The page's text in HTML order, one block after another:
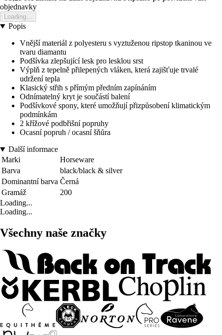
objednavky
Loading...
Popis
Vnější materiál z polyesteru s vyztuženou ripstop tkaninou ve
tvaru diamantu
Podšívka zlepšující lesk pro lesklou srst
Výplň z tepelně přilepených vláken, která zajišťuje trvalé
udržení tepla
Klasický střih s přímým předním zapínáním
Odnímatelný kryt je součástí balení
Podšívkové spony, které umožňují přizpůsobení klimatickým
podmínkám
2 křížové podbřišní popruhy
Ocasní popruh / ocasní šňůra
Další informace
Marki
Horseware
Barva
black/black & silver
Dominantní barva Černá
Gramáž
200
Loading...
Loading...
Všechny naše značky